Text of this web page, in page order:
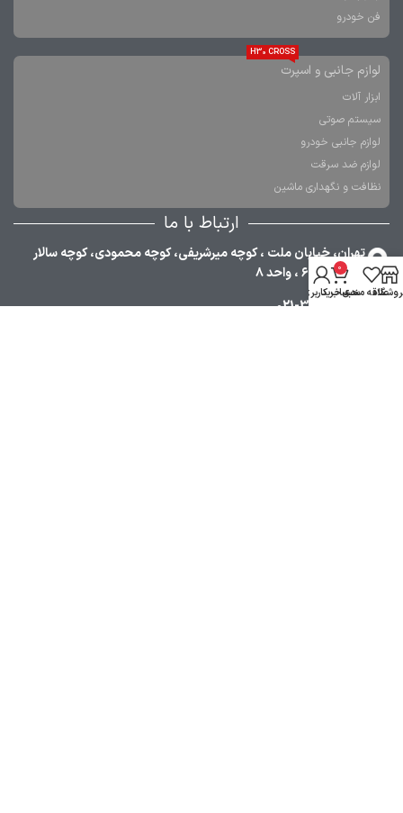
فن خودرو
لوازم جانبی و اسپرت
H30 CROSS
ابزار آلات
سیستم صوتی
لوازم جانبی خودرو
لوازم ضد سرقت
نظافت و نگهداری ماشین
ارتباط با ما
تهران، خیابان ملت ، کوچه میرشریفی، کوچه محمودی، کوچه سالار
فاتح، پلاک ۶ ، واحد ۸
021-33984380
علاقه مندی
0
سبد خرید
حساب کاربری من